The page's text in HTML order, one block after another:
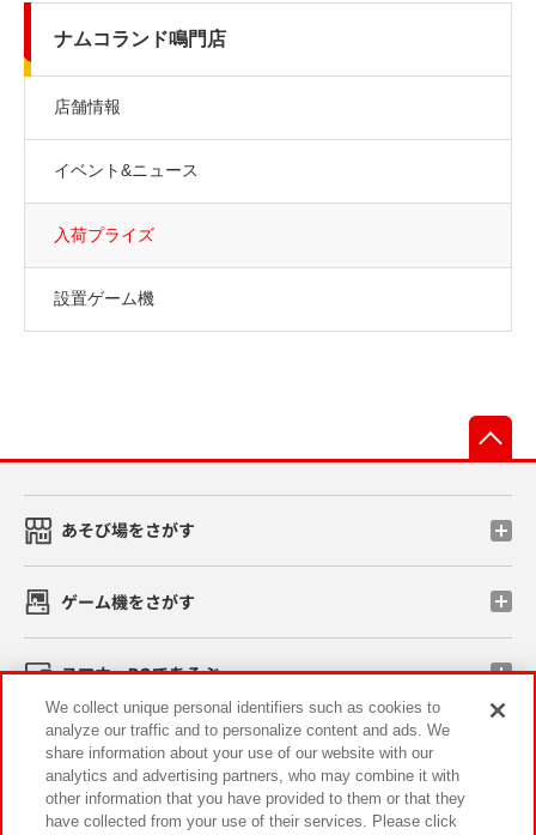
ナムコランド鳴門店
店舗情報
イベント&ニュース
入荷プライズ
設置ゲーム機
あそび場をさがす
ゲーム機をさがす
スマホ・PCであそぶ
イベント・キャンペーン
We collect unique personal identifiers such as cookies to
analyze our traffic and to personalize content and ads. We
share information about your use of our website with our
analytics and advertising partners, who may combine it with
other information that you have provided to them or that they
have collected from your use of their services. Please click